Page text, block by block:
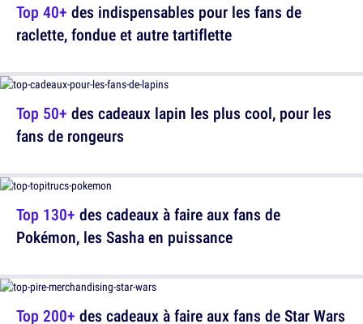
Top 50+ des cadeaux lapin les plus cool, pour les
fans de rongeurs
Top 200+ des cadeaux à faire aux fans de Star Wars
Top 40+ des indispensables pour les fans de
raclette, fondue et autre tartiflette
Top 130+ des cadeaux à faire aux fans de
Pokémon, les Sasha en puissance